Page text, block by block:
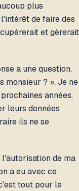
plus
de faire des
et gèrerait
a une question.
monsieur ? ». Je ne
années.
leurs données
ils ne se
de ma
a eu avec ce
tout pour le